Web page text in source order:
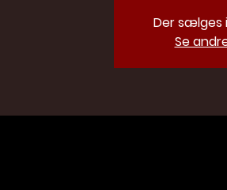
Der sælges
Se